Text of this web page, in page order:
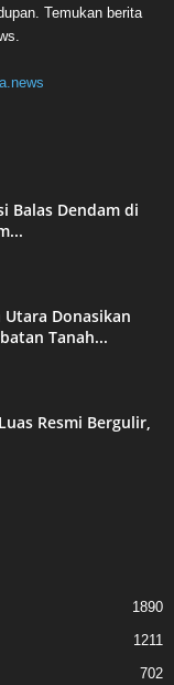
Temukan berita
Balas Dendam di
Utara Donasikan
Tanah...
Resmi Bergulir,
1890
1211
702